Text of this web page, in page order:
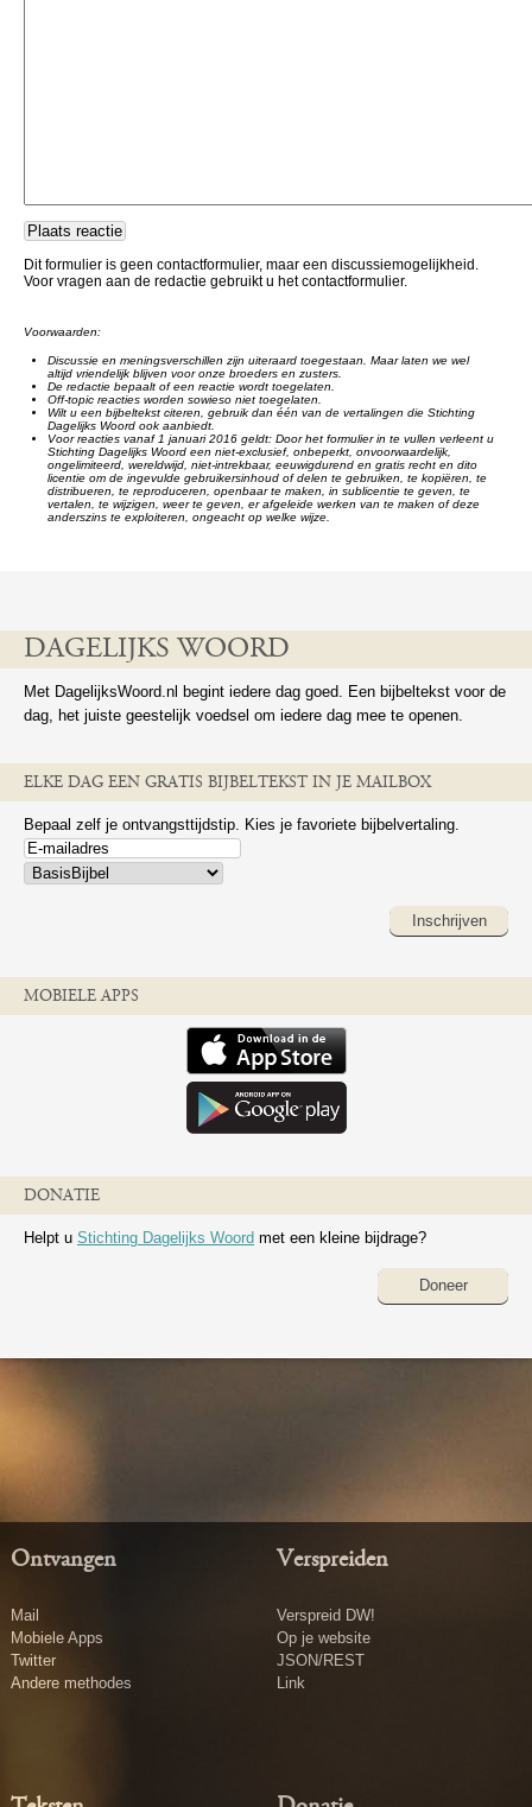
Dit formulier is geen contactformulier, maar een discussiemogelijkheid.
Voor vragen aan de redactie gebruikt u het contactformulier.
Voorwaarden:
Discussie en meningsverschillen zijn uiteraard toegestaan. Maar laten we wel
altijd vriendelijk blijven voor onze broeders en zusters.
De redactie bepaalt of een reactie wordt toegelaten.
Off-topic reacties worden sowieso niet toegelaten.
Wilt u een bijbeltekst citeren, gebruik dan één van de vertalingen die Stichting
Dagelijks Woord ook aanbiedt.
Voor reacties vanaf 1 januari 2016 geldt: Door het formulier in te vullen verleent u
Stichting Dagelijks Woord een niet-exclusief, onbeperkt, onvoorwaardelijk,
ongelimiteerd, wereldwijd, niet-intrekbaar, eeuwigdurend en gratis recht en dito
licentie om de ingevulde gebruikersinhoud of delen te gebruiken, te kopiëren, te
distribueren, te reproduceren, openbaar te maken, in sublicentie te geven, te
vertalen, te wijzigen, weer te geven, er afgeleide werken van te maken of deze
anderszins te exploiteren, ongeacht op welke wijze.
DAGELIJKS WOORD
Met DagelijksWoord.nl begint iedere dag goed. Een bijbeltekst voor de
dag, het juiste geestelijk voedsel om iedere dag mee te openen.
ELKE DAG EEN GRATIS BIJBELTEKST IN JE MAILBOX
Bepaal zelf je ontvangsttijdstip. Kies je favoriete bijbelvertaling.
Inschrijven
MOBIELE APPS
DONATIE
Helpt u Stichting Dagelijks Woord met een kleine bijdrage?
Doneer
Ontvangen
Mail
Mobiele Apps
Twitter
Andere methodes
Verspreiden
Verspreid DW!
Op je website
JSON/REST
Link